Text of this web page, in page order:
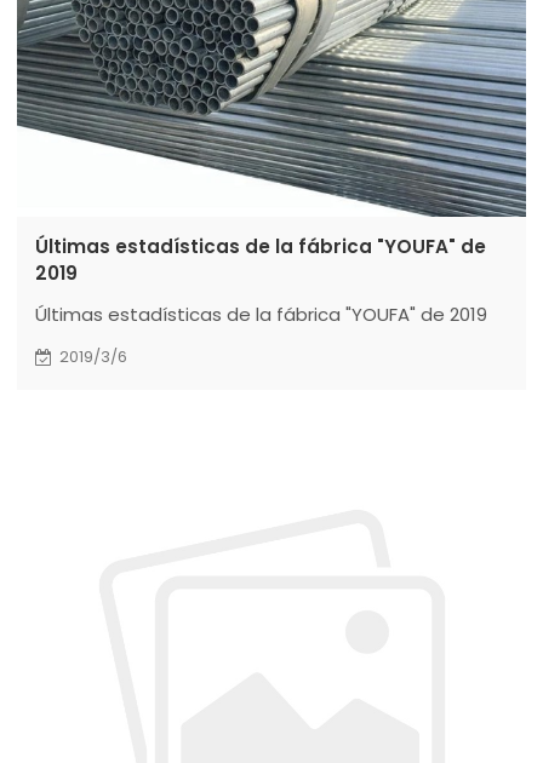
Últimas estadísticas de la fábrica "YOUFA" de
2019
Últimas estadísticas de la fábrica "YOUFA" de 2019
2019/3/6